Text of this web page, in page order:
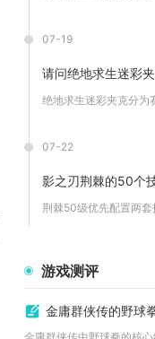
07-19
绝地求生迷彩夹克分为
07-22
荆棘50级优先配置两套
游戏测评
金庸群侠传的野球